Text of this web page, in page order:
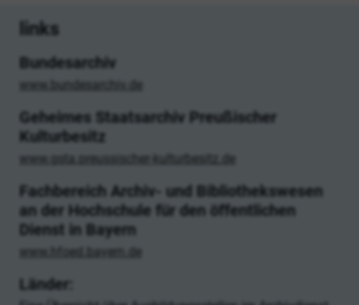
links
Bundesarchiv
www.bundesarchiv.de
Geheimes Staatsarchiv Preußischer
Kulturbesitz
www.gsta.preussischer-kulturbesitz.de
Fachbereich Archiv- und Bibliothekswesen
an der Hochschule für den öffentlichen
Dienst in Bayern
www.hfoed.bayern.de
Länder: